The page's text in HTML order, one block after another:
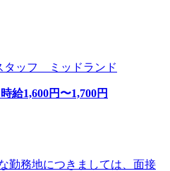
タッフ ミッドランド
時給1,600円〜1,700円
勤務地につきましては、面接